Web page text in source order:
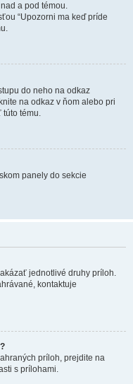
a pod témou.
“Upozorni ma keď príde
do neho na odkaz
na odkaz v ňom alebo pri
tému.
panely do sekcie
jednotlivé druhy príloh.
kontaktuje
príloh, prejdite na
s prílohami.